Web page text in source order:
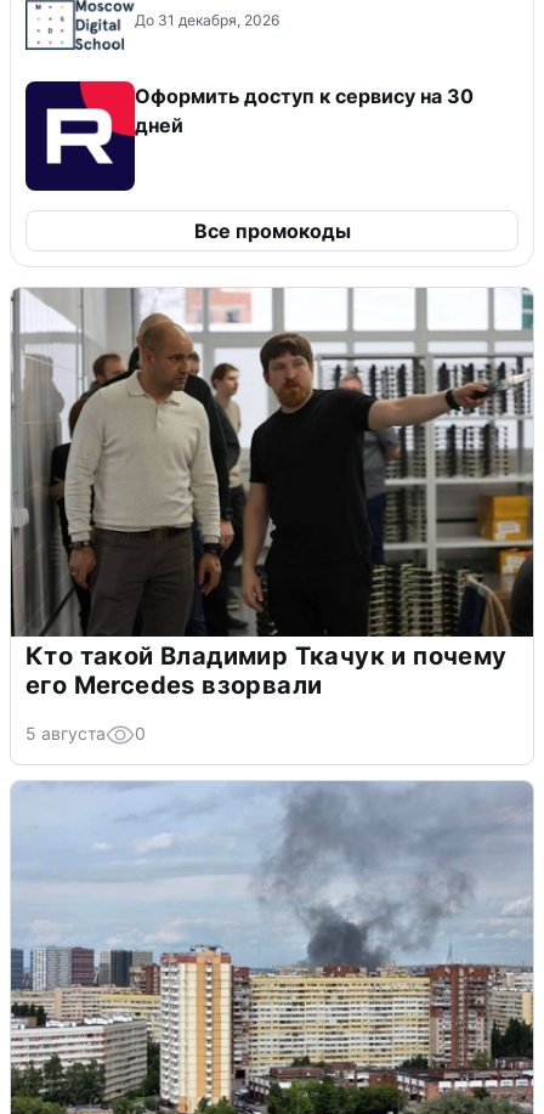
До 31 декабря, 2026
Оформить доступ к сервису на 30
дней
Все промокоды
Кто такой Владимир Ткачук и почему
его Mercedes взорвали
5 августа 0